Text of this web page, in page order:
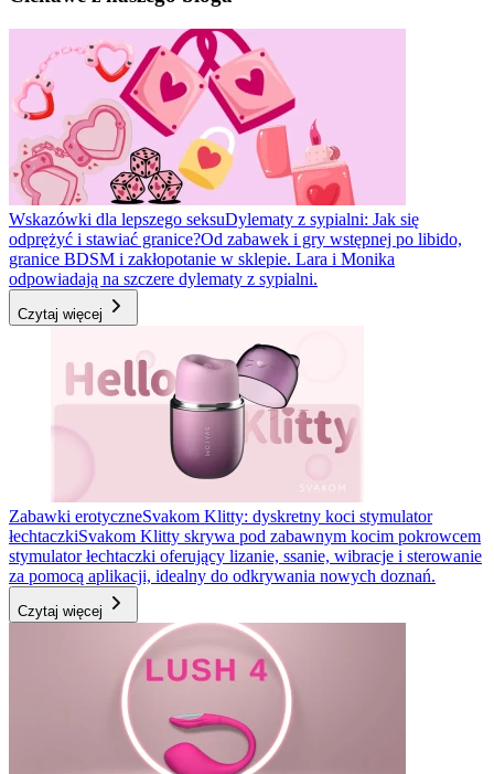
Wskazówki dla lepszego seksuDylematy z sypialni: Jak się
odprężyć i stawiać granice?Od zabawek i gry wstępnej po libido,
granice BDSM i zakłopotanie w sklepie. Lara i Monika
odpowiadają na szczere dylematy z sypialni.
Czytaj więcej
Zabawki erotyczneSvakom Klitty: dyskretny koci stymulator
łechtaczkiSvakom Klitty skrywa pod zabawnym kocim pokrowcem
stymulator łechtaczki oferujący lizanie, ssanie, wibracje i sterowanie
za pomocą aplikacji, idealny do odkrywania nowych doznań.
Czytaj więcej